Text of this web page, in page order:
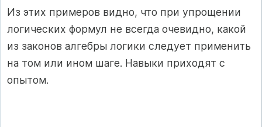
Из этих примеров видно, что при упрощении
логических формул не всегда очевидно, какой
из законов алгебры логики следует применить
на том или ином шаге. Навыки приходят с
опытом.